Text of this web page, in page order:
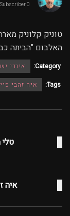
0 Subscriber
טוניק קלוניק
האלבום "הביתה
Category: אינדי
Tags:
איה זהבי
טלי
איה